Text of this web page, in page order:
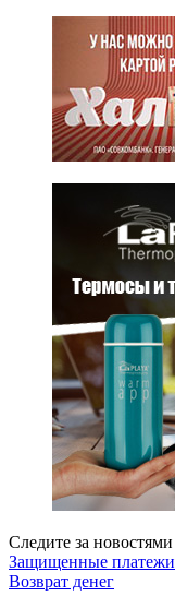
Следите за новостями
Защищенные платежи
Возврат денег